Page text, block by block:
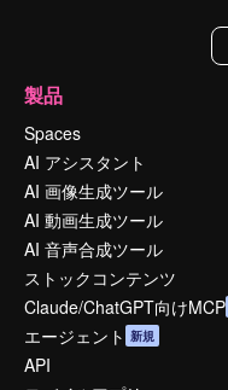
製品
Spaces
AI アシスタント
AI 画像生成ツール
AI 動画生成ツール
AI 音声合成ツール
ストックコンテンツ
Claude/ChatGPT向けMCP
エージェント 新規
API